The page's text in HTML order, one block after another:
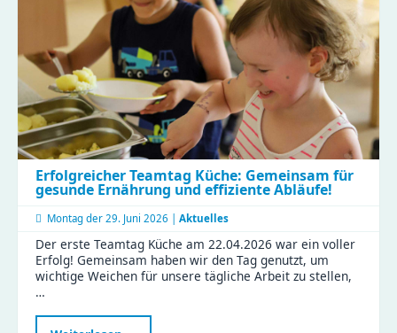
Erfolgreicher Teamtag Küche: Gemeinsam für
gesunde Ernährung und effiziente Abläufe!
Montag der 29. Juni 2026 | Aktuelles
Der erste Teamtag Küche am 22.04.2026 war ein voller
Erfolg! Gemeinsam haben wir den Tag genutzt, um
wichtige Weichen für unsere tägliche Arbeit zu stellen,
…